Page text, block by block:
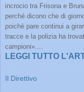
incrocio tra Frisona e
perché dicono che di
poiché pare continui a
tracce e la polizia ha
campioni»....
LEGGI TUTTO
Il Direttivo